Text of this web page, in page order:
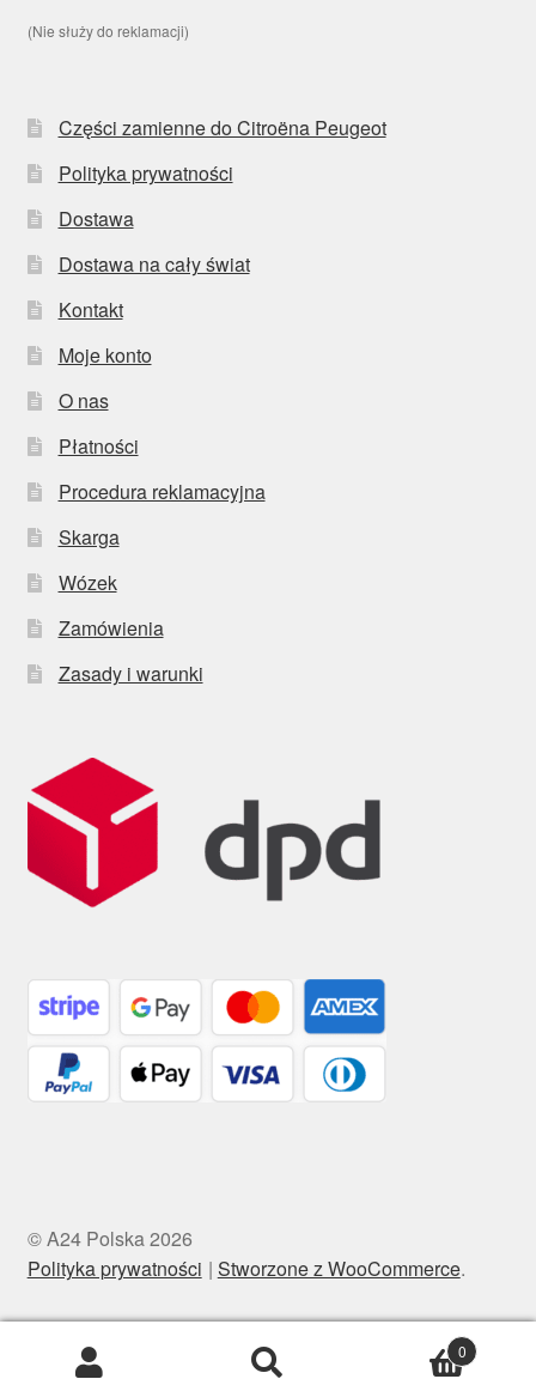
(Nie służy do reklamacji)
Części zamienne do Citroëna Peugeot
Polityka prywatności
Dostawa
Dostawa na cały świat
Kontakt
Moje konto
O nas
Płatności
Procedura reklamacyjna
Skarga
Wózek
Zamówienia
Zasady i warunki
© A24 Polska 2026
Polityka prywatności
Stworzone z WooCommerce.
0